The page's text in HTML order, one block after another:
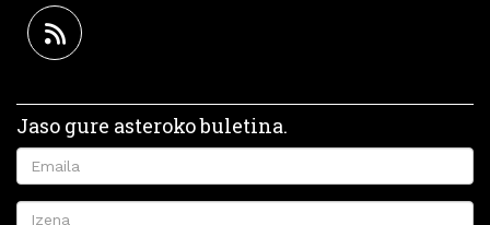
Jaso gure asteroko buletina.